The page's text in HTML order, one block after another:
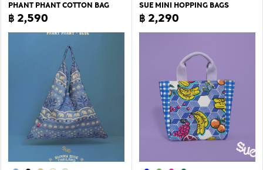
PHANT PHANT COTTON BAG
฿ 2,590
SUE MINI HOPPING BAGS
฿ 2,290